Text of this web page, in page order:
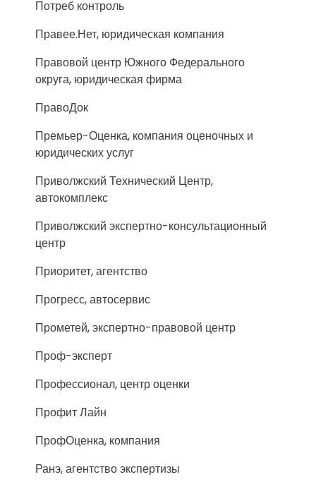
Потреб контроль
Правее.Нет, юридическая компания
Правовой центр Южного Федерального
округа, юридическая фирма
ПравоДок
Премьер-Оценка, компания оценочных и
юридических услуг
Приволжский Технический Центр,
автокомплекс
Приволжский экспертно-консультационный
центр
Приоритет, агентство
Прогресс, автосервис
Прометей, экспертно-правовой центр
Проф-эксперт
Профессионал, центр оценки
Профит Лайн
ПрофОценка, компания
Ранэ, агентство экспертизы